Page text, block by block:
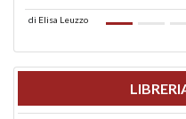
di Elisa Leuzzo